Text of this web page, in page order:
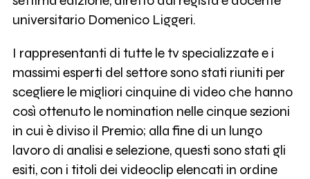
universitario Domenico Liggeri.
I rappresentanti di tutte le tv specializzate e i
massimi esperti del settore sono stati riuniti per
scegliere le migliori cinquine di video che hanno
così ottenuto le nomination nelle cinque sezioni
in cui è diviso il Premio; alla fine di un lungo
lavoro di analisi e selezione, questi sono stati gli
esiti, con i titoli dei videoclip elencati in ordine